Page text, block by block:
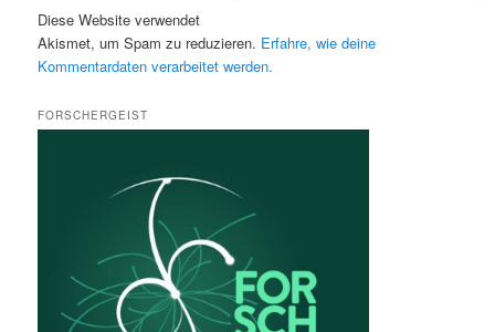
Diese Website verwendet
Akismet, um Spam zu reduzieren. Erfahre, wie deine
Kommentardaten verarbeitet werden.
FORSCHERGEIST